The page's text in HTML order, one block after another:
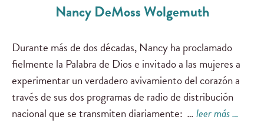
Nancy DeMoss Wolgemuth
Durante más de dos décadas, Nancy ha proclamado
fielmente la Palabra de Dios e invitado a las mujeres a
experimentar un verdadero avivamiento del corazón a
través de sus dos programas de radio de distribución
nacional que se transmiten diariamente: …leer más …